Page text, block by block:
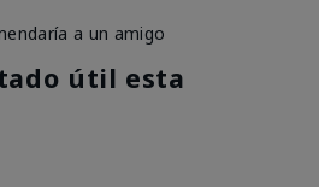
a un amigo
útil esta